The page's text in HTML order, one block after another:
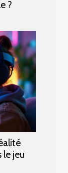
?
jeu